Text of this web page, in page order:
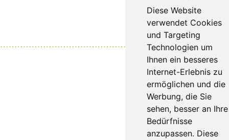
Diese Website
verwendet Cookies
und Targeting
Technologien um
Ihnen ein besseres
Internet-Erlebnis zu
ermöglichen und die
Werbung, die Sie
sehen, besser an Ihre
Bedürfnisse
anzupassen. Diese
Datenschutz |Impressum